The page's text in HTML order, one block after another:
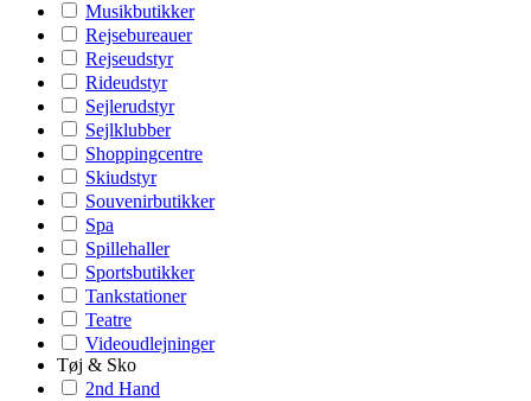
Musikbutikker
Rejsebureauer
Rejseudstyr
Rideudstyr
Sejlerudstyr
Sejlklubber
Shoppingcentre
Skiudstyr
Souvenirbutikker
Spa
Spillehaller
Sportsbutikker
Tankstationer
Teatre
Videoudlejninger
Tøj & Sko
2nd Hand